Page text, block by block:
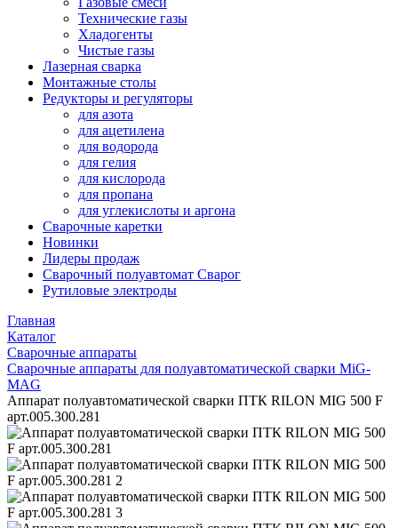
Технические газы
Хладогенты
Чистые газы
Лазерная сварка
Монтажные столы
Редукторы и регуляторы
для азота
для ацетилена
для водорода
для гелия
для кислорода
для пропана
для углекислоты и аргона
Сварочные каретки
Новинки
Лидеры продаж
Сварочный полуавтомат Сварог
Рутиловые электроды
Главная
Каталог
Сварочные аппараты
Сварочные аппараты для полуавтоматической сварки MiG-
MAG
Аппарат полуавтоматической сварки ПТК RILON MIG 500 F
арт.005.300.281